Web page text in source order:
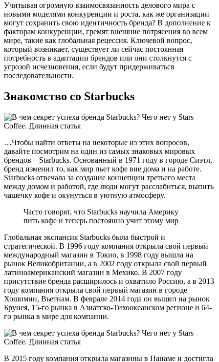
Учитывая огромную взаимосвязанность делового мира с
новыми моделями конкуренции и роста, как же организации
могут сохранить свою идентичность бренда? В дополнение к
факторам конкуренции, гремят внешние потрясения во всем
мире, такие как глобальная рецессия. Ключевой вопрос,
который возникает, существует ли сейчас постоянная
потребность в адаптации брендов или они столкнутся с
угрозой исчезновения, если будут придерживаться
последовательности.
Знакомство со Starbucks
…Чтобы найти ответы на некоторые из этих вопросов,
давайте посмотрим на один из самых знаковых мировых
брендов – Starbucks. Основанный в 1971 году в городе Сиэтл,
бренд изменил то, как мир пьет кофе вне дома и на работе.
Starbucks отвечала за создание концепции третьего места
между домом и работой, где люди могут расслабиться, выпить
чашечку кофе и окунуться в уютную атмосферу.
Часто говорят, что Starbucks научила Америку
пить кофе и теперь постоянно учит этому мир
Глобальная экспансия Starbucks была быстрой и
стратегической. В 1996 году компания открыла свой первый
международный магазин в Токио, в 1998 году вышла на
рынок Великобритании, а в 2002 году открыла свой первый
латиноамериканский магазин в Мехико. В 2007 году
присутствие бренда расширилось и охватило Россию, а в 2013
году компания открыла свой первый магазин в городе
Хошимин, Вьетнам. В феврале 2014 года он вышел на рынок
Брунея, 15-го рынка в Азиатско-Тихоокеанском регионе и 64-
го рынка в мире для компании.
В 2015 году компания открыла магазины в Панаме и достигла